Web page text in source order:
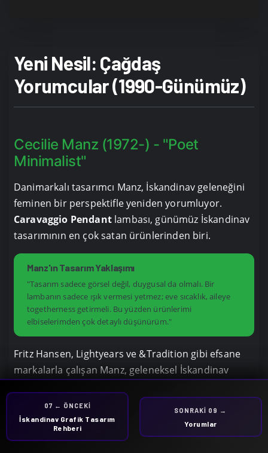
06 ← ÖNCEKI
İskandinav Ahşap ve Zanaat
Kültürü
SONRAKI 08 →
Tasarımcıları ve Eserleri
Yeni Nesil: Çağdaş
Yorumcular (1990-Günümüz)
Cecilie Manz (1972-) - "Poet
Minimalist"
Danimarkalı tasarımcı Manz, İskandinav geleneğini
feminen bir perspektifle yeniden yorumluyor.
Caravaggio Pendantlambası, günümüz İskandinav
tasarımının en çok satan ürünlerinden biri.
Manz'ın Tasarım Yaklaşımı
"Tasarım sadece görsel değil, duygusal da olmalı. Bir
lambanın sadece ışık vermesi yetmez; eve sıcaklık, aileye
togetherness getirmeli. Bu yüzden ürünlerimi
elbiselerimden çok detaylı düşünürüm."
Fritz Hansen, Lightyears ve &Tradition gibi efsane
markalarla çalışan Manz, geleneksel İskandinav
'güçlü ama nazik', 'minimal ama sıcak'.
07 ← ÖNCEKI
İskandinav Grafik Tasarım
Rehberi
SONRAKI 09 →
Yorumlar